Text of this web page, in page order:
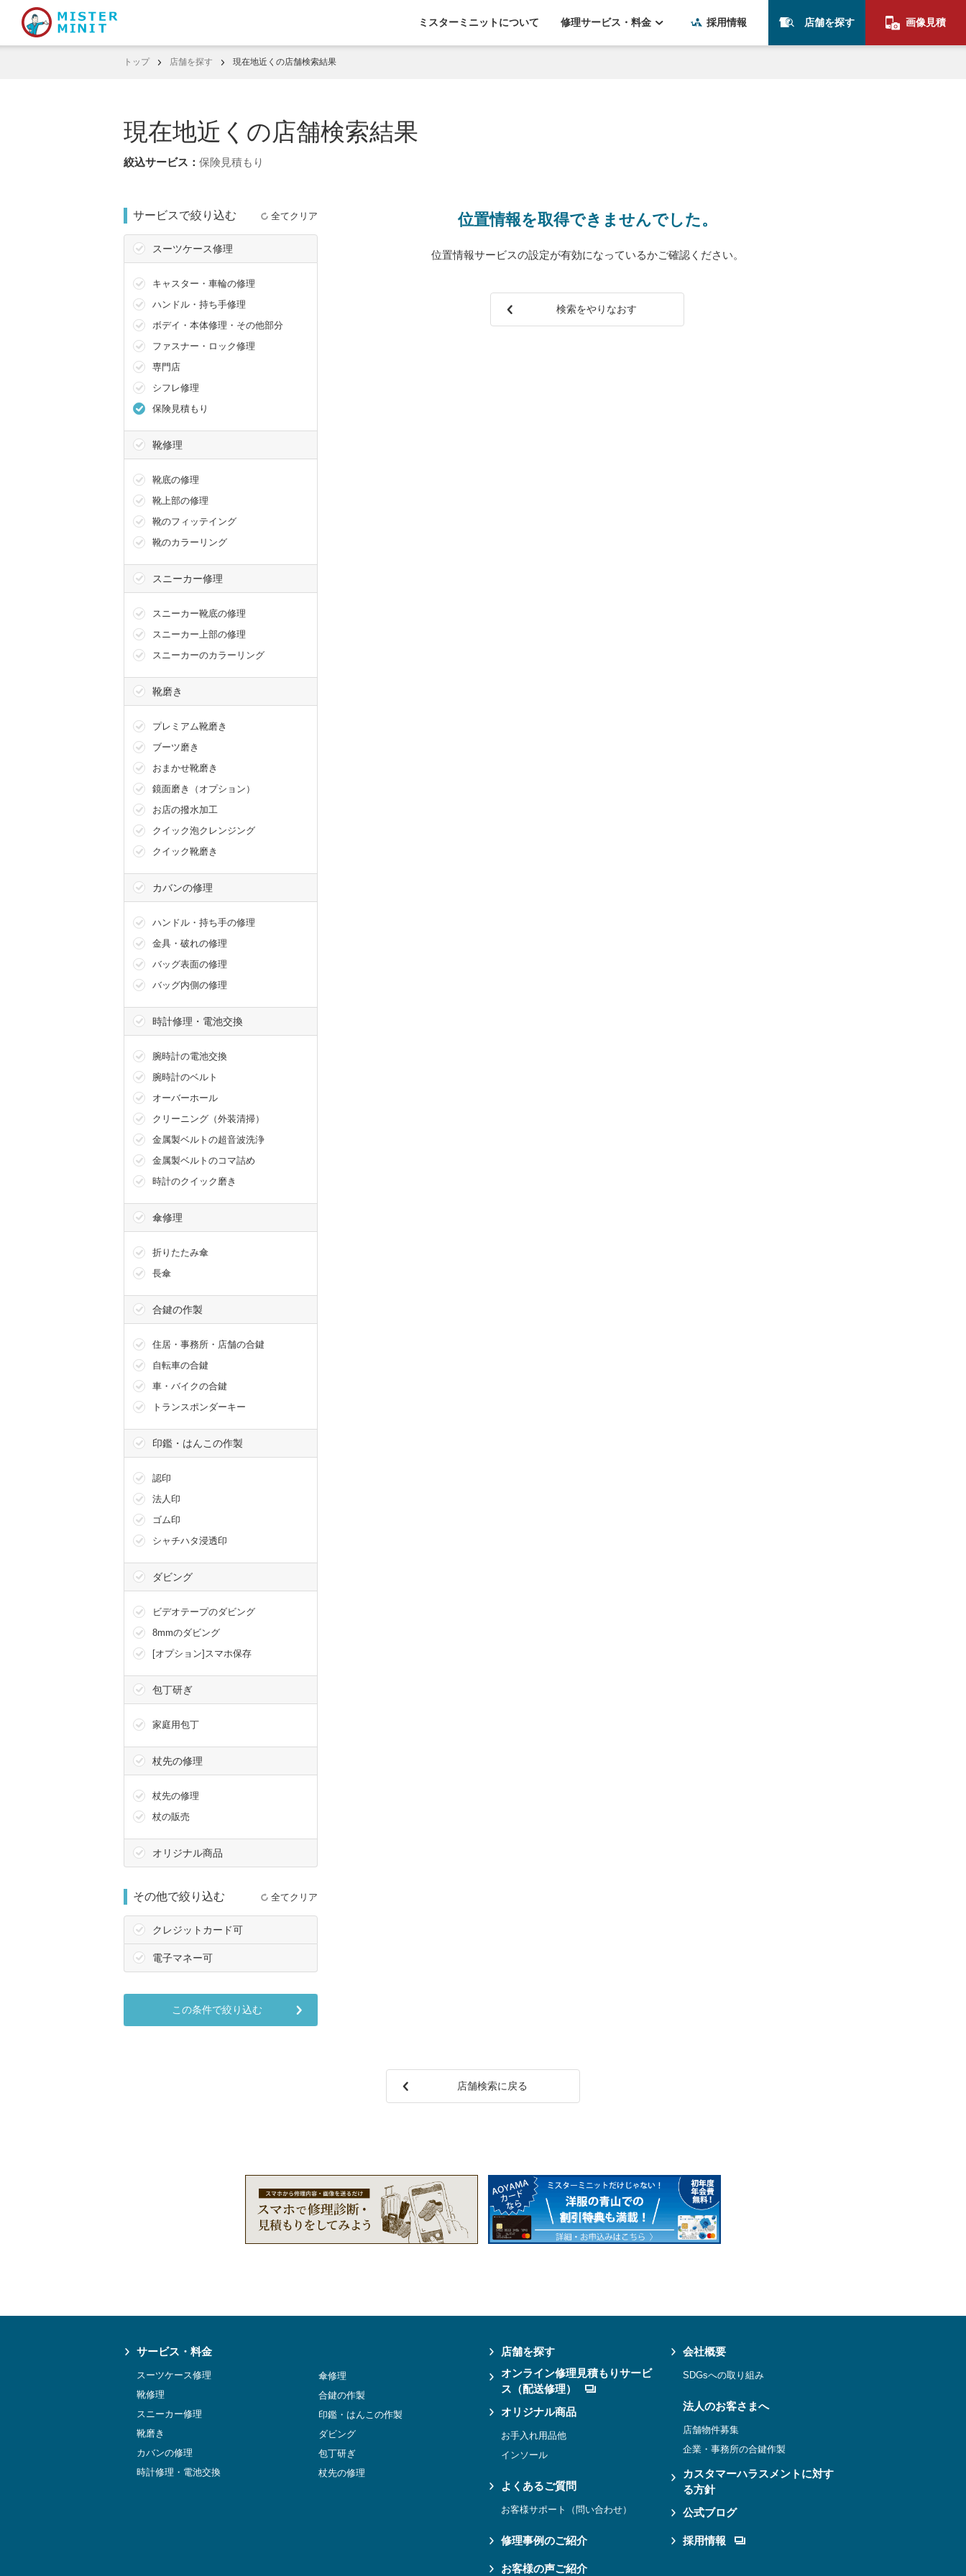
ミスターミニットについて 修理サービス・料金 採用情報 店舗を探す 画像見積
トップ 店舗を探す 現在地近くの店舗検索結果
現在地近くの店舗検索結果
保険見積もり
位置情報を取得できませんでした。
位置情報サービスの設定が有効になっているかご確認ください。
検索をやりなおす
サービスで絞り込む 全てクリア
スーツケース修理
キャスター・車輪の修理
ハンドル・持ち手修理
ボデイ・本体修理・その他部分
ファスナー・ロック修理
専門店
シフレ修理
保険見積もり
靴修理
靴底の修理
靴上部の修理
靴のフィッテイング
靴のカラーリング
スニーカー修理
スニーカー靴底の修理
スニーカー上部の修理
スニーカーのカラーリング
靴磨き
プレミアム靴磨き
ブーツ磨き
おまかせ靴磨き
鏡面磨き（オプション）
お店の撥水加工
クイック泡クレンジング
クイック靴磨き
カバンの修理
ハンドル・持ち手の修理
金具・破れの修理
バッグ表面の修理
バッグ内側の修理
時計修理・電池交換
腕時計の電池交換
腕時計のベルト
オーバーホール
クリーニング（外装清掃）
金属製ベルトの超音波洗浄
金属製ベルトのコマ詰め
時計のクイック磨き
傘修理
折りたたみ傘
長傘
合鍵の作製
住居・事務所・店舗の合鍵
自転車の合鍵
車・バイクの合鍵
トランスポンダーキー
印鑑・はんこの作製
認印
法人印
ゴム印
シャチハタ浸透印
ダビング
ビデオテープのダビング
8mmのダビング
[オプション]スマホ保存
包丁研ぎ
家庭用包丁
杖先の修理
杖先の修理
杖の販売
オリジナル商品
その他で絞り込む 全てクリア
クレジットカード可
電子マネー可
この条件で絞り込む
店舗検索に戻る
傘修理
サービス・料金
スーツケース修理
靴修理
スニーカー修理
靴磨き
カバンの修理
時計修理・電池交換
傘修理
合鍵の作製
印鑑・はんこの作製
ダビング
包丁研ぎ
杖先の修理
店舗を探す
オンライン修理見積もりサービ
ス（配送修理）
オリジナル商品
お手入れ用品他
インソール
よくあるご質問
お客様サポート（問い合わせ）
修理事例のご紹介
お客様の声ご紹介
会社概要
SDGsへの取り組み
法人のお客さまへ
店舗物件募集
企業・事務所の合鍵作製
カスタマーハラスメントに対す
る方針
公式ブログ
採用情報